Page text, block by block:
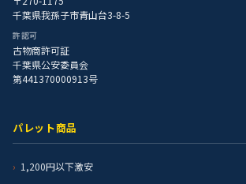
千葉県我孫子市青山台3-8-5
許認可
古物商許可証
千葉県公安委員会
第441370000913号
パレット商品
1,200円以下激安